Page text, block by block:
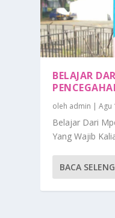
BELAJAR
oleh admin |Agu
Belajar Dari
Yang Wajib
BACA